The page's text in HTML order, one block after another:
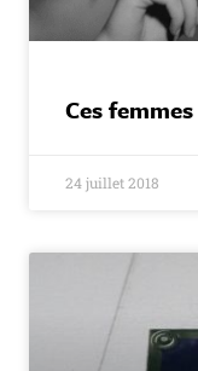
Ces
24 juillet 2018